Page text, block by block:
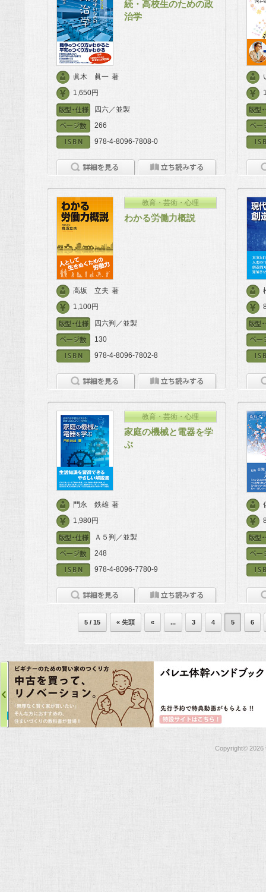
続・高校生のための政
治学
眞木 眞一 著
1,650円
四六／並製
266
978-4-8096-7808-0
教育・芸術・心理
わかる労働力概説
高坂 立夫 著
1,100円
四六判／並製
130
978-4-8096-7802-8
教育・芸術・心理
家庭の機械と電器を学
ぶ
門永 鉄雄 著
1,980円
Ａ５判／並製
248
978-4-8096-7780-9
5 / 15 « 先頭 « ... 3 4 5 6
Copyright© 2026